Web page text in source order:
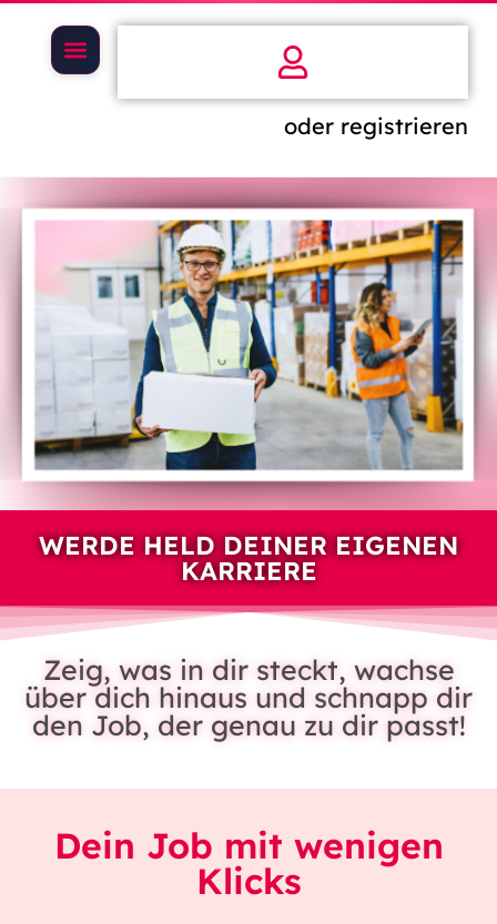
oder registrieren
WERDE HELD DEINER EIGENEN
KARRIERE
Zeig, was in dir steckt, wachse
über dich hinaus und schnapp dir
den Job, der genau zu dir passt!
Dein Job mit wenigen
Klicks